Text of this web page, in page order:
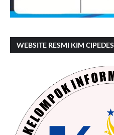
WEBSITE RESMI KIM CIPEDES